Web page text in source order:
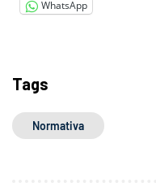
WhatsApp
Tags
Normativa